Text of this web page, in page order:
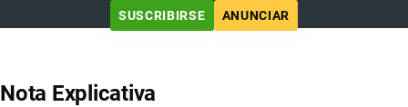
SUSCRIBIRSE
ANUNCIAR
Nota Explicativa